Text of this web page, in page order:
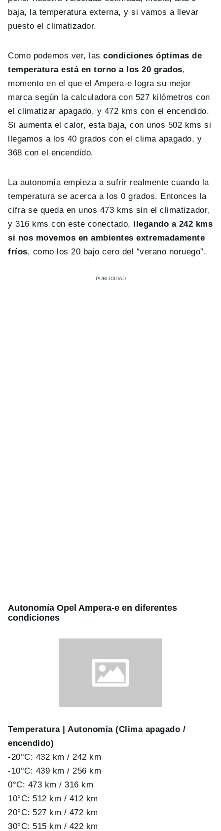
baja, la temperatura externa, y si vamos a llevar
puesto el climatizador.
Como podemos ver, lascondiciones óptimas de
temperatura está en torno a los 20 grados,
momento en el que el Ampera-e logra su mejor
marca según la calculadora con 527 kilómetros con
el climatizar apagado, y 472 kms con el encendido.
Si aumenta el calor, esta baja, con unos 502 kms si
llegamos a los 40 grados con el clima apagado, y
368 con el encendido.
La autonomía empieza a sufrir realmente cuando la
temperatura se acerca a los 0 grados. Entonces la
cifra se queda en unos 473 kms sin el climatizador,
y 316 kms con este conectado, llegando a 242 kms
si nos movemos en ambientes extremadamente
fríos, como los 20 bajo cero del “verano noruego”.
Autonomía Opel Ampera-e en diferentes
condiciones
Temperatura | Autonomía (Clima apagado /
encendido)
-20°C: 432 km / 242 km
-10°C: 439 km / 256 km
0°C: 473 km / 316 km
10°C: 512 km / 412 km
20°C: 527 km / 472 km
30°C: 515 km / 422 km